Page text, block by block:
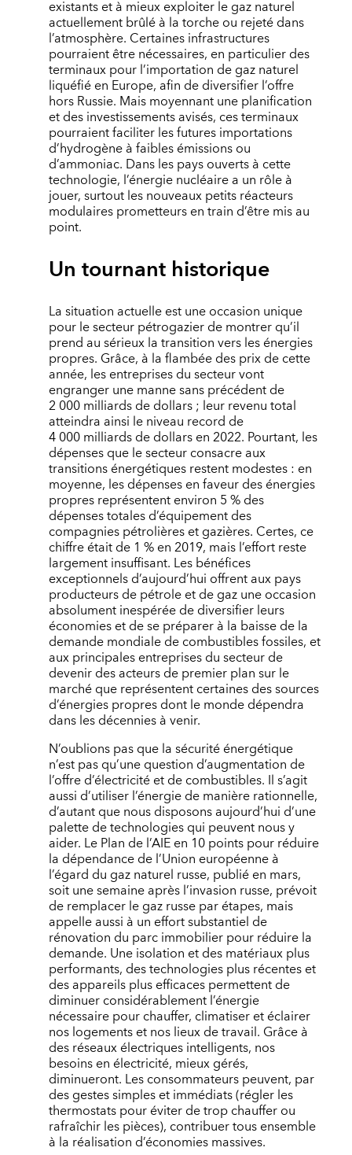
existants et à mieux exploiter le gaz naturel
actuellement brûlé à la torche ou rejeté dans
l’atmosphère. Certaines infrastructures
pourraient être nécessaires, en particulier des
terminaux pour l’importation de gaz naturel
liquéfié en Europe, afin de diversifier l’offre
hors Russie. Mais moyennant une planification
et des investissements avisés, ces terminaux
pourraient faciliter les futures importations
d’hydrogène à faibles émissions ou
d’ammoniac. Dans les pays ouverts à cette
technologie, l’énergie nucléaire a un rôle à
jouer, surtout les nouveaux petits réacteurs
modulaires prometteurs en train d’être mis au
point.
Un tournant historique
La situation actuelle est une occasion unique
pour le secteur pétrogazier de montrer qu’il
prend au sérieux la transition vers les énergies
propres. Grâce, à la flambée des prix de cette
année, les entreprises du secteur vont
engranger une manne sans précédent de
2 000 milliards de dollars ; leur revenu total
atteindra ainsi le niveau record de
4 000 milliards de dollars en 2022. Pourtant, les
dépenses que le secteur consacre aux
transitions énergétiques restent modestes : en
moyenne, les dépenses en faveur des énergies
propres représentent environ 5 % des
dépenses totales d’équipement des
compagnies pétrolières et gazières. Certes, ce
chiffre était de 1 % en 2019, mais l’effort reste
largement insuffisant. Les bénéfices
exceptionnels d’aujourd’hui offrent aux pays
producteurs de pétrole et de gaz une occasion
absolument inespérée de diversifier leurs
économies et de se préparer à la baisse de la
demande mondiale de combustibles fossiles, et
aux principales entreprises du secteur de
devenir des acteurs de premier plan sur le
marché que représentent certaines des sources
d’énergies propres dont le monde dépendra
dans les décennies à venir.
N’oublions pas que la sécurité énergétique
n’est pas qu’une question d’augmentation de
l’offre d’électricité et de combustibles. Il s’agit
aussi d’utiliser l’énergie de manière rationnelle,
d’autant que nous disposons aujourd’hui d’une
palette de technologies qui peuvent nous y
aider. Le Plan de l’AIE en 10 points pour réduire
la dépendance de l’Union européenne à
l’égard du gaz naturel russe, publié en mars,
soit une semaine après l’invasion russe, prévoit
de remplacer le gaz russe par étapes, mais
appelle aussi à un effort substantiel de
rénovation du parc immobilier pour réduire la
demande. Une isolation et des matériaux plus
performants, des technologies plus récentes et
des appareils plus efficaces permettent de
diminuer considérablement l’énergie
nécessaire pour chauffer, climatiser et éclairer
nos logements et nos lieux de travail. Grâce à
des réseaux électriques intelligents, nos
besoins en électricité, mieux gérés,
diminueront. Les consommateurs peuvent, par
des gestes simples et immédiats (régler les
thermostats pour éviter de trop chauffer ou
rafraîchir les pièces), contribuer tous ensemble
à la réalisation d’économies massives.